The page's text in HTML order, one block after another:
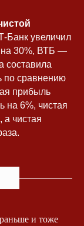
Банк увеличил
на 30%, ВТБ —
составила
по сравнению
прибыль
на 6%, чистая
чистая
и тоже